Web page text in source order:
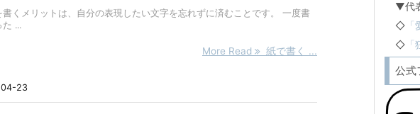
書くメリットは、自分の表現したい文字を忘れずに済むことです。 一度書
た ...
More Read 紙で書く ...
04-23
▼代
◇
◇
公式